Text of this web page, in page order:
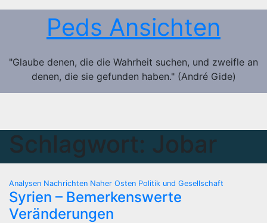
Zum
Peds Ansichten
"Glaube denen, die die Wahrheit suchen, und zweifle an
denen, die sie gefunden haben." (André Gide)
Schlagwort: Jobar
Analysen Nachrichten Naher Osten Politik und Gesellschaft
Syrien – Bemerkenswerte
Veränderungen